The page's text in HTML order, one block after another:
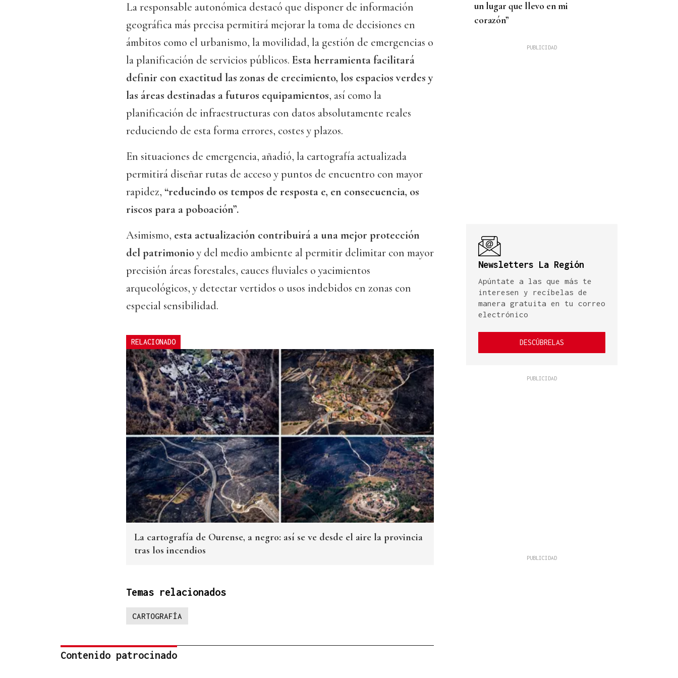
La responsable autonómica destacó que disponer de información
geográfica más precisa permitirá mejorar la toma de decisiones en
ámbitos como el urbanismo, la movilidad, la gestión de emergencias o
la planificación de servicios públicos. Esta herramienta facilitará
definir con exactitud las zonas de crecimiento, los espacios verdes y
las áreas destinadas a futuros equipamientos, así como la
planificación de infraestructuras con datos absolutamente reales
reduciendo de esta forma errores, costes y plazos.
En situaciones de emergencia, añadió, la cartografía actualizada
permitirá diseñar rutas de acceso y puntos de encuentro con mayor
rapidez, “reducindo os tempos de resposta e, en consecuencia, os
riscos para a poboación”.
Asimismo, esta actualización contribuirá a una mejor protección
del patrimonioy del medio ambiente al permitir delimitar con mayor
precisión áreas forestales, cauces fluviales o yacimientos
arqueológicos, y detectar vertidos o usos indebidos en zonas con
especial sensibilidad.
RELACIONADO
La cartografía de Ourense, a negro: así se ve desde el aire la provincia
tras los incendios
Temas relacionados
CARTOGRAFÍA
Contenido patrocinado
un lugar que llevo en mi
corazón”
Newsletters La Región
Apúntate a las que más te
interesen y recíbelas de
manera gratuita en tu correo
electrónico
DESCÚBRELAS